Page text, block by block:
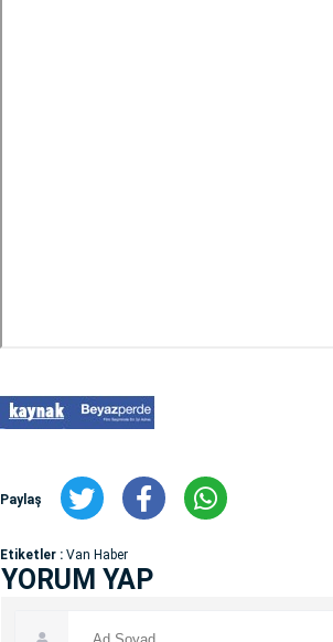
Paylaş
Etiketler : Van Haber
YORUM YAP